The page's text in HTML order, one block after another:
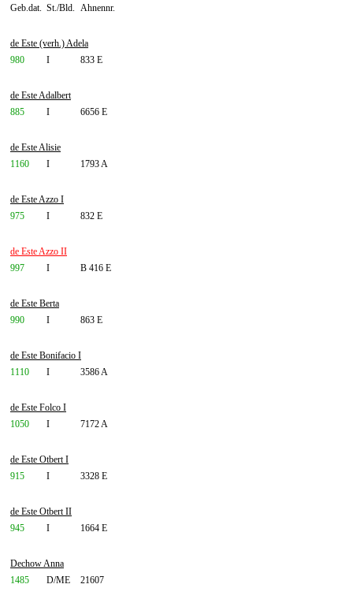
Geb.dat. St./Bld. Ahnennr.
de Este (verh.) Adela
980
I 833 E
de Este Adalbert
885
I 6656 E
de Este Alisie
1160
I 1793 A
de Este Azzo I
975
I 832 E
de Este Azzo II
997
I B 416 E
de Este Berta
990
I 863 E
de Este Bonifacio I
1110
I 3586 A
de Este Folco I
1050
I 7172 A
de Este Otbert I
915
I 3328 E
de Este Otbert II
945
I 1664 E
Dechow Anna
1485
D/ME 21607